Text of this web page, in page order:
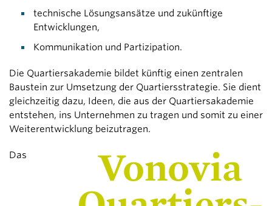
technische Lösungsansätze und zukünftige
Entwicklungen,
Kommunikation und Partizipation.
Die Quartiersakademie bildet künftig einen zentralen
Baustein zur Umsetzung der Quartiersstrategie. Sie dient
gleichzeitig dazu, Ideen, die aus der Quartiersakademie
entstehen, ins Unternehmen zu tragen und somit zu einer
Weiterentwicklung beizutragen.
Vonovia
Das